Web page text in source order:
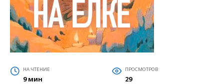
НА ЧТЕНИЕ
9 мин
ПРОСМОТРОВ
29